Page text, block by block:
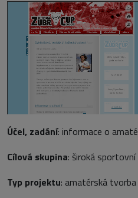
Účel, zadání: informace o
Cílová skupina: široká
Typ projektu: amatérská tvorba